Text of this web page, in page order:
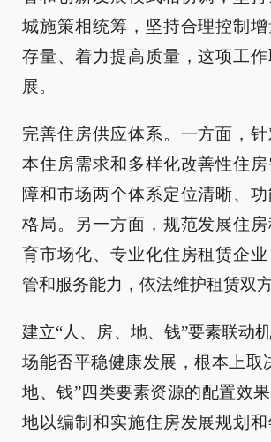
城施策相统筹，坚持合理控制
存量、着力提高质量，这项工
展。
完善住房供应体系。一方面，
本住房需求和多样化改善性住
障和市场两个体系定位清晰、
格局。另一方面，规范发展住
育市场化、专业化住房租赁企
管和服务能力，依法维护租赁双
建立“人、房、地、钱”要素联动
场能否平稳健康发展，根本上取
地、钱”四类要素资源的配置效
地以编制和实施住房发展规划